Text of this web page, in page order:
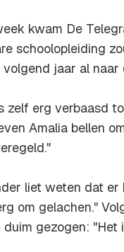
kwam De
schoolopleiding
jaar al naar
zelf erg verbaasd
Amalia bellen
liet weten dat er
om gelachen."
gezogen: "Het